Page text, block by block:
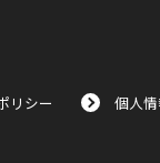
リシー 個人